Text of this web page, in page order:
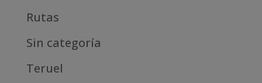
Rutas
Sin categoría
Teruel